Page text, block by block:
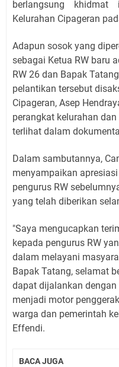
berlangsung
Kelurahan Cipageran
​Adapun sosok yang
sebagai Ketua RW baru
RW 26 dan Bapak
pelantikan tersebut
Cipageran, Asep
perangkat kelurahan
terlihat dalam
​Dalam sambutannya,
menyampaikan
pengurus RW
yang telah diberikan
​"Saya mengucapkan
kepada pengurus RW
dalam melayani
Bapak Tatang, selamat
dapat dijalankan
menjadi motor
warga dan pemerintah
Effendi.
BACA JUGA